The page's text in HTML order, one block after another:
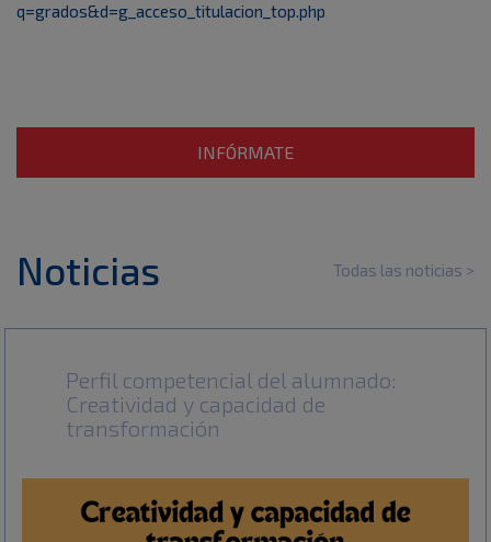
q=grados&d=g_acceso_titulacion_top.php
INFÓRMATE
Noticias Todas las noticias >
Perfil competencial del alumnado:
Creatividad y capacidad de
transformación